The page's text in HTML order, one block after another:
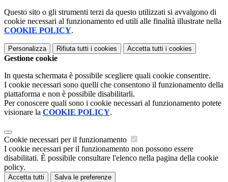
Questo sito o gli strumenti terzi da questo utilizzati si avvalgono di
cookie necessari al funzionamento ed utili alle finalità illustrate nella
COOKIE POLICY.
Personalizza Rifiuta tutti i cookies Accetta tutti i cookies
Gestione cookie
In questa schermata è possibile scegliere quali cookie consentire.
I cookie necessari sono quelli che consentono il funzionamento della
piattaforma e non è possibile disabilitarli.
Per conoscere quali sono i cookie necessari al funzionamento potete
visionare la COOKIE POLICY.
Cookie necessari per il funzionamento
I cookie necessari per il funzionamento non possono essere
disabilitati. È possibile consultare l'elenco nella pagina della cookie
policy.
Accetta tutti Salva le preferenze